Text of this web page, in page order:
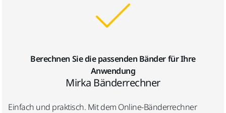
Berechnen Sie die passenden Bänder für Ihre
Anwendung
Mirka Bänderrechner
Einfach und praktisch. Mit dem Online-Bänderrechner